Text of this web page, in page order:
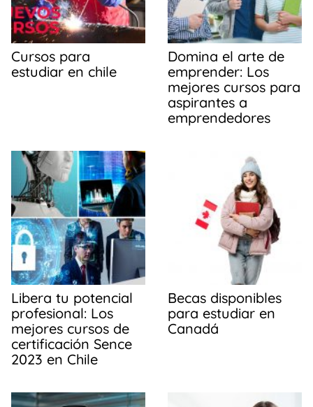
Cursos para
estudiar en chile
Domina el arte de
emprender: Los
mejores cursos para
aspirantes a
emprendedores
Libera tu potencial
profesional: Los
mejores cursos de
certificación Sence
2023 en Chile
Becas disponibles
para estudiar en
Canadá